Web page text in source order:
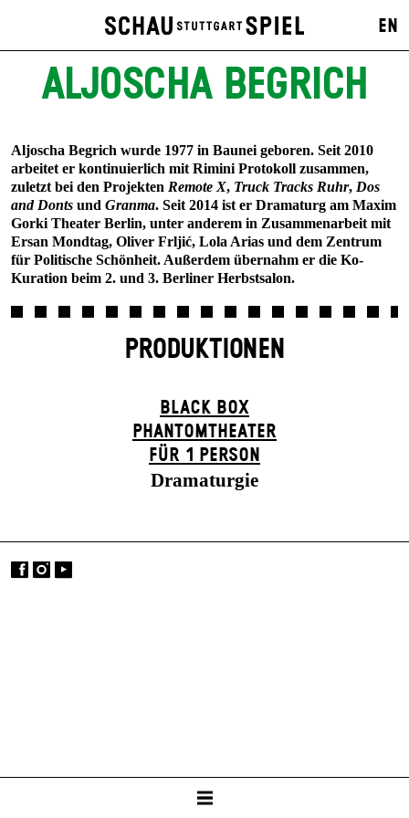
EN
ALJOSCHA BEGRICH
Aljoscha Begrich wurde 1977 in Baunei geboren. Seit 2010
arbeitet er kontinuierlich mit Rimini Protokoll zusammen,
zuletzt bei den Projekten Remote X, Truck Tracks Ruhr, Dos
and Donts und Granma. Seit 2014 ist er Dramaturg am Maxim
Gorki Theater Berlin, unter anderem in Zusammenarbeit mit
Ersan Mondtag, Oliver Frljić, Lola Arias und dem Zentrum
für Politische Schönheit. Außerdem übernahm er die Ko-
Kuration beim 2. und 3. Berliner Herbstsalon.
PRODUKTIONEN
BLACK BOX
PHANTOM­THEATER
FÜR 1 PERSON
Dramaturgie